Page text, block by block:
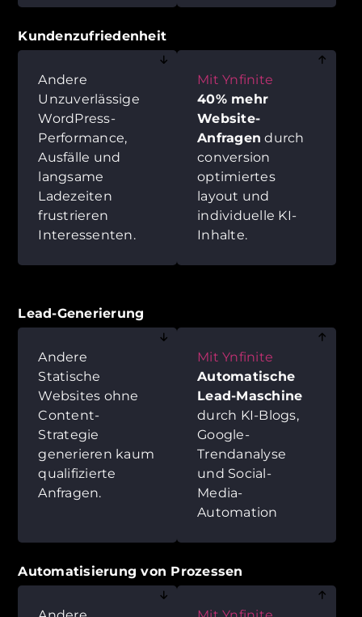
Kundenzufriedenheit
Andere
Unzuverlässige
WordPress-
Performance,
Ausfälle und
langsame
Ladezeiten
frustrieren
Interessenten.
Mit Ynfinite
40% mehr
Website-
Anfragen durch
conversion
optimiertes
layout und
individuelle KI-
Inhalte.
Lead-Generierung
Andere
Statische
Websites ohne
Content-
Strategie
generieren kaum
qualifizierte
Anfragen.
Mit Ynfinite
Automatische
Lead-Maschine
durch KI-Blogs,
Google-
Trendanalyse
und Social-
Media-
Automation
Automatisierung von Prozessen